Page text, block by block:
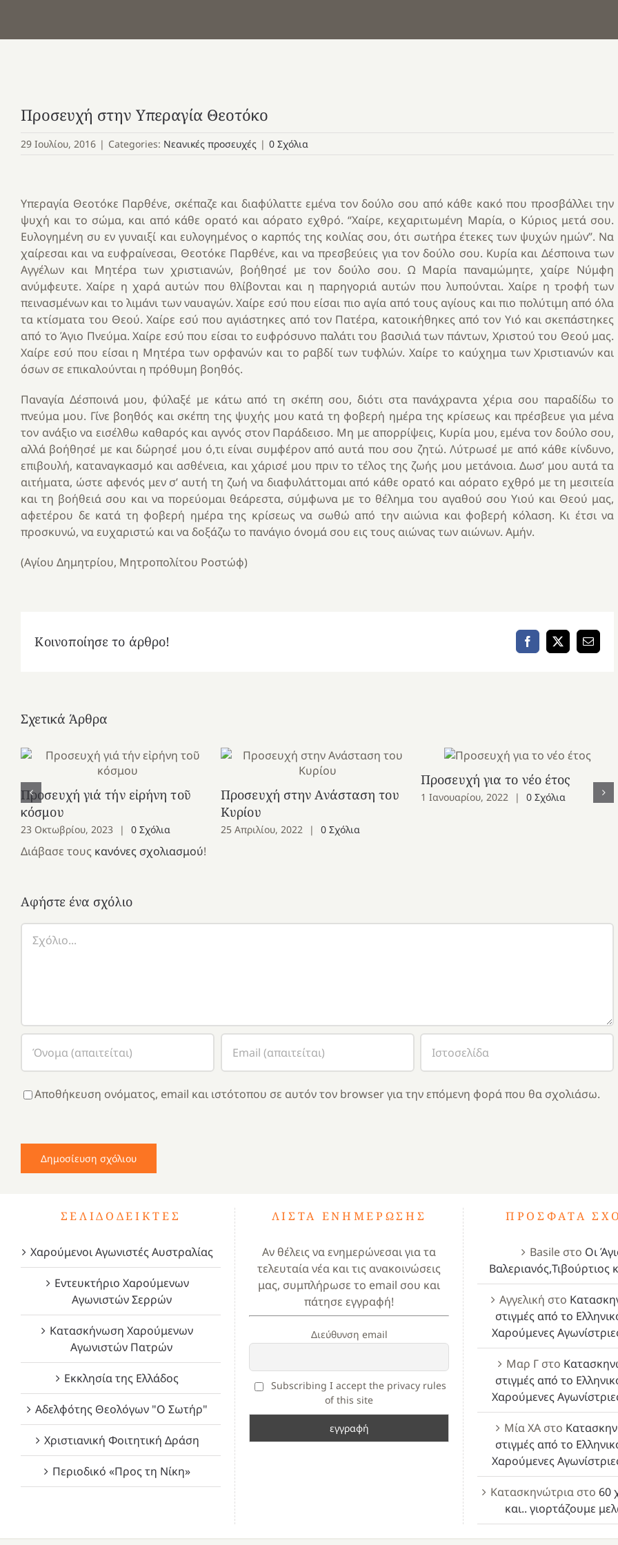
Προσευχή στην Υπεραγία Θεοτόκο
29 Ιουλίου, 2016 | Categories: Νεανικές προσευχές | 0 Σχόλια
Υπεραγία Θεοτόκε Παρθένε, σκέπαζε και διαφύλαττε εμένα τον δούλο σου από κάθε κακό που προσβάλλει την
ψυχή και το σώμα, και από κάθε ορατό και αόρατο εχθρό. “Χαίρε, κεχαριτωμένη Μαρία, ο Κύριος μετά σου.
Ευλογημένη συ εν γυναιξί και ευλογημένος ο καρπός της κοιλίας σου, ότι σωτήρα έτεκες των ψυχών ημών”. Να
χαίρεσαι και να ευφραίνεσαι, Θεοτόκε Παρθένε, και να πρεσβεύεις για τον δούλο σου. Κυρία και Δέσποινα των
Αγγέλων και Μητέρα των χριστιανών, βοήθησέ με τον δούλο σου. Ω Μαρία παναμώμητε, χαίρε Νύμφη
ανύμφευτε. Χαίρε η χαρά αυτών που θλίβονται και η παρηγοριά αυτών που λυπούνται. Χαίρε η τροφή των
πεινασμένων και το λιμάνι των ναυαγών. Χαίρε εσύ που είσαι πιο αγία από τους αγίους και πιο πολύτιμη από όλα
τα κτίσματα του Θεού. Χαίρε εσύ που αγιάστηκες από τον Πατέρα, κατοικήθηκες από τον Υιό και σκεπάστηκες
από το Άγιο Πνεύμα. Χαίρε εσύ που είσαι το ευφρόσυνο παλάτι του βασιλιά των πάντων, Χριστού του Θεού μας.
Χαίρε εσύ που είσαι η Μητέρα των ορφανών και το ραβδί των τυφλών. Χαίρε το καύχημα των Χριστιανών και
όσων σε επικαλούνται η πρόθυμη βοηθός.
Παναγία Δέσποινά μου, φύλαξέ με κάτω από τη σκέπη σου, διότι στα πανάχραντα χέρια σου παραδίδω το
πνεύμα μου. Γίνε βοηθός και σκέπη της ψυχής μου κατά τη φοβερή ημέρα της κρίσεως και πρέσβευε για μένα
τον ανάξιο να εισέλθω καθαρός και αγνός στον Παράδεισο. Μη με απορρίψεις, Κυρία μου, εμένα τον δούλο σου,
αλλά βοήθησέ με και δώρησέ μου ό,τι είναι συμφέρον από αυτά που σου ζητώ. Λύτρωσέ με από κάθε κίνδυνο,
επιβουλή, καταναγκασμό και ασθένεια, και χάρισέ μου πριν το τέλος της ζωής μου μετάνοια. Δωσ’ μου αυτά τα
αιτήματα, ώστε αφενός μεν σ’ αυτή τη ζωή να διαφυλάττομαι από κάθε ορατό και αόρατο εχθρό με τη μεσιτεία
και τη βοήθειά σου και να πορεύομαι θεάρεστα, σύμφωνα με το θέλημα του αγαθού σου Υιού και Θεού μας,
αφετέρου δε κατά τη φοβερή ημέρα της κρίσεως να σωθώ από την αιώνια και φοβερή κόλαση. Κι έτσι να
προσκυνώ, να ευχαριστώ και να δοξάζω το πανάγιο όνομά σου εις τους αιώνας των αιώνων. Αμήν.
(Αγίου Δημητρίου, Μητροπολίτου Ροστώφ)
Κοινοποίησε το άρθρο! Facebook
X Email
Σχετικά Άρθρα
Προσευχή γιά τήν εἰρήνη τοῦ
κόσμου
23 Οκτωβρίου, 2023 | 0 Σχόλια
Προσευχή στην Ανάσταση του
Κυρίου
25 Απριλίου, 2022 | 0 Σχόλια
Προσευχή για το νέο έτος
1 Ιανουαρίου, 2022 | 0 Σχόλια
Διάβασε τους κανόνες σχολιασμού!
Αφήστε ένα σχόλιο
Αποθήκευση ονόματος, email και ιστότοπου σε αυτόν τον browser για την επόμενη φορά που θα σχολιάσω.
ΣΕΛΙΔΟΔΕΊΚΤΕΣ
Χαρούμενοι Αγωνιστές Αυστραλίας
Εντευκτήριο Χαρούμενων
Αγωνιστών Σερρών
Κατασκήνωση Χαρούμενων
Αγωνιστών Πατρών
Εκκλησία της Ελλάδος
Αδελφότης Θεολόγων "Ο Σωτήρ"
Χριστιανική Φοιτητική Δράση
Περιοδικό «Προς τη Νίκη»
ΛΊΣΤΑ ΕΝΗΜΈΡΩΣΗΣ
Αν θέλεις να ενημερώνεσαι για τα
τελευταία νέα και τις ανακοινώσεις
μας, συμπλήρωσε το email σου και
πάτησε εγγραφή!
Διεύθυνση email
Subscribing I accept the privacy rules
of this site
ΠΡΌΣΦΑΤΑ
Basileστο Οι
Βαλεριανός,Τιβούρτιος
Αγγελική στο
στιγμές από το
Χαρούμενες
Μαρ Γστο
στιγμές από το
Χαρούμενες
Μία ΧΑστο
στιγμές από το
Χαρούμενες
Κατασκηνώτριαστο 60
και.. γιορτάζουμε